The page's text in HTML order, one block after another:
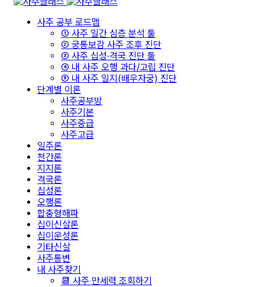
사주 공부 로드맵
① 사주 일간 심층 분석 툴
② 궁통보감 사주 조후 진단
③ 사주 십성·격국 진단 툴
④ 내 사주 오행 과다/고립 진단
⑤ 내 사주 일지(배우자궁) 진단
단계별 이론
사주공부방
사주기본
사주중급
사주고급
일주론
천간론
지지론
격국론
십성론
오행론
합충형해파
십이신살론
십이운성론
기타신살
사주통변
내 사주찾기
📆 사주 만세력 조회하기